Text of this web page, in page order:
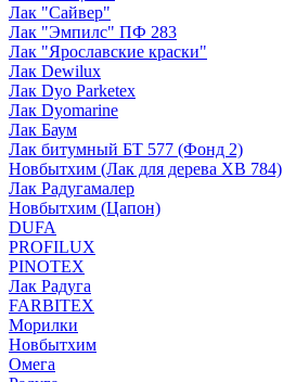
Лак "Сайвер"
Лак "Эмпилс" ПФ 283
Лак "Ярославские краски"
Лак Dewilux
Лак Dyo Parketex
Лак Dyomarine
Лак Баум
Лак битумный БТ 577 (Фонд 2)
Новбытхим (Лак для дерева ХВ 784)
Лак Радугамалер
Новбытхим (Цапон)
DUFA
PROFILUX
PINOTEX
Лак Радуга
FARBITEX
Морилки
Новбытхим
Омега